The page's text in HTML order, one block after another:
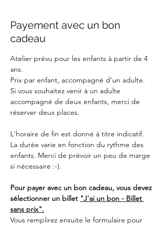
Payement avec un bon
cadeau
Atelier prévu pour les enfants à partir de 4
ans.
Prix par enfant, accompagné d'un adulte.
Si vous souhaitez venir à un adulte
accompagné de deux enfants, merci de
réserver deux places.
L'horaire de fin est donné à titre indicatif.
La durée varie en fonction du rythme des
enfants. Merci de prévoir un peu de marge
si nécessaire :-).
Pour payer avec un bon cadeau, vous devez
sélectionner un billet "J'ai un bon - Billet
sans prix".
Vous remplirez ensuite le formulaire pour